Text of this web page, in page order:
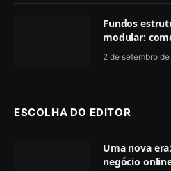
Fundos
modular:
2 de setembro
ESCOLHA DO EDITOR
Uma nova
negócio